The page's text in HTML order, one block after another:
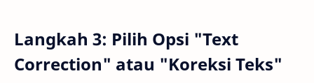
Langkah 3: Pilih Opsi "Text
Correction" atau "Koreksi Teks"